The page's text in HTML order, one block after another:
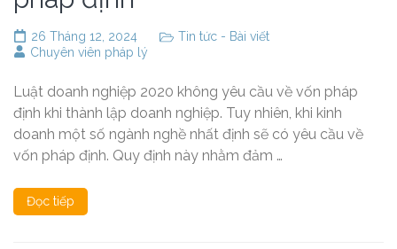
26 Tháng 12, 2024
Tin tức - Bài viết
Chuyên viên pháp lý
Luật doanh nghiệp 2020 không yêu cầu về vốn pháp
định khi thành lập doanh nghiệp. Tuy nhiên, khi kinh
doanh một số ngành nghề nhất định sẽ có yêu cầu về
vốn pháp định. Quy định này nhằm đảm …
Đọc tiếp